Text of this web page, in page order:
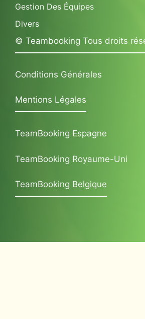
Gestion Des Équipes
Divers
© Teambooking Tous droits
Conditions Générales
Mentions Légales
TeamBooking Espagne
TeamBooking Royaume-Uni
TeamBooking Belgique